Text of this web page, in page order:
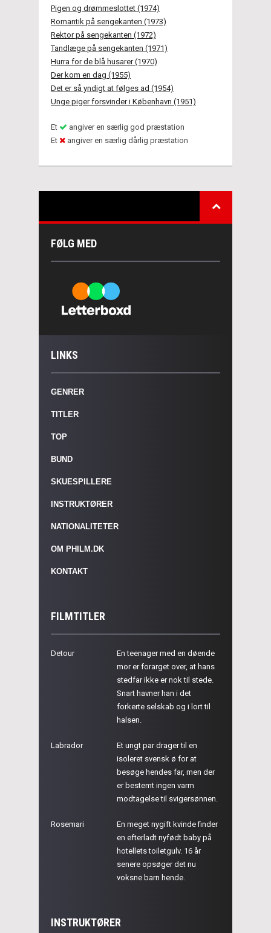
Pigen og drømmeslottet (1974)
Romantik på sengekanten (1973)
Rektor på sengekanten (1972)
Tandlæge på sengekanten (1971)
Hurra for de blå husarer (1970)
Der kom en dag (1955)
Det er så yndigt at følges ad (1954)
Unge piger forsvinder i København (1951)
Et
angiver en særlig god præstation
Et
angiver en særlig dårlig præstation
FØLG MED
LINKS
GENRER
TITLER
TOP
BUND
SKUESPILLERE
INSTRUKTØRER
NATIONALITETER
OM PHILM.DK
KONTAKT
FILMTITLER
Detour
En teenager med en døende
mor er forarget over, at hans
stedfar ikke er nok til stede.
Snart havner han i det
forkerte selskab og i lort til
halsen.
Labrador
Et ungt par drager til en
isoleret svensk ø for at
besøge hendes far, men der
er bestemt ingen varm
modtagelse til svigersønnen.
Rosemari
En meget nygift kvinde finder
en efterladt nyfødt baby på
hotellets toiletgulv. 16 år
senere opsøger det nu
voksne barn hende.
INSTRUKTØRER